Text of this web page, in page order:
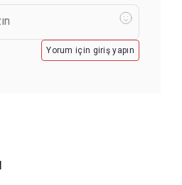
Yorum için giriş yapın